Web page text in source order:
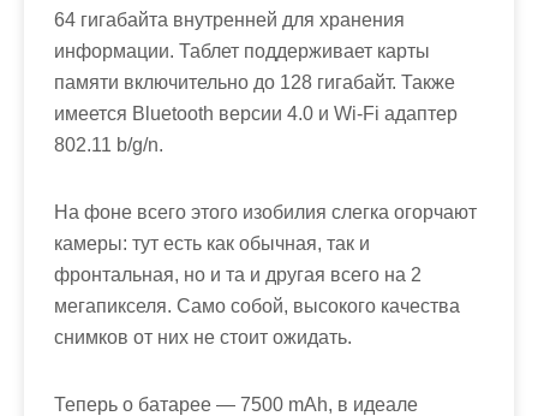
64 гигабайта внутренней для хранения
информации. Таблет поддерживает карты
памяти включительно до 128 гигабайт. Также
имеется Bluetooth версии 4.0 и Wi-Fi адаптер
802.11 b/g/n.
На фоне всего этого изобилия слегка огорчают
камеры: тут есть как обычная, так и
фронтальная, но и та и другая всего на 2
мегапикселя. Само собой, высокого качества
снимков от них не стоит ожидать.
Теперь о батарее — 7500 mAh, в идеале